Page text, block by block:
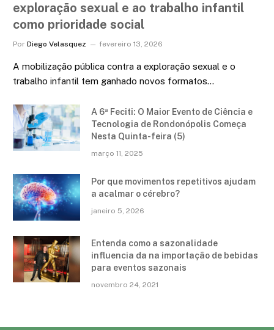
exploração sexual e ao trabalho infantil
como prioridade social
Por Diego Velasquez fevereiro 13, 2026
A mobilização pública contra a exploração sexual e o
trabalho infantil tem ganhado novos formatos…
A 6ª Feciti: O Maior Evento de Ciência e
Tecnologia de Rondonópolis Começa
Nesta Quinta-feira (5)
março 11, 2025
Por que movimentos repetitivos ajudam
a acalmar o cérebro?
janeiro 5, 2026
Entenda como a sazonalidade
influencia da na importação de bebidas
para eventos sazonais
novembro 24, 2021